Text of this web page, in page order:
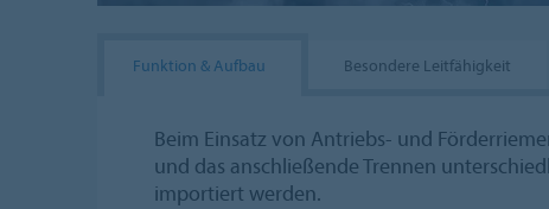
Funktion & Aufbau Besondere Leitfähigkeit
Beim Einsatz von Antriebs- und
und das anschließende Trennen
importiert werden.